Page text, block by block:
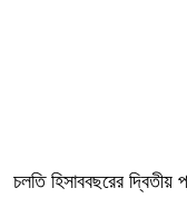
চলতি হিসাববছরের